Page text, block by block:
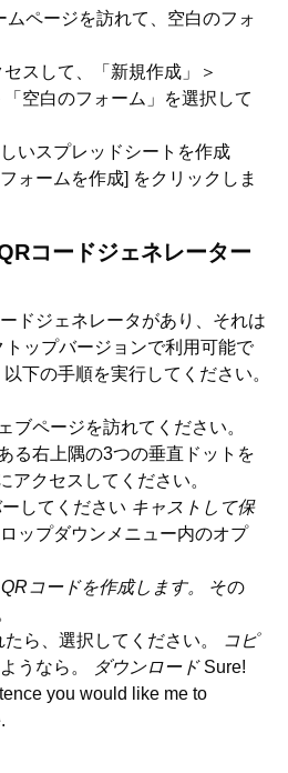
ムページを訪れて、空白のフォ
スして、「新規作成」＞
「空白のフォーム」を選択して
いスプレッドシートを作成
ォームを作成] をクリックしま
コードジェネレーター
ドジェネレータがあり、それは
ップバージョンで利用可能で
下の手順を実行してください。
ブページを訪れてください。
る右上隅の3つの垂直ドットを
アクセスしてください。
してください キャストして保
ロップダウンメニュー内のオプ
QRコードを作成します。 その
ら、選択してください。
コピ
うなら。 ダウンロード Sure!
you would like me to